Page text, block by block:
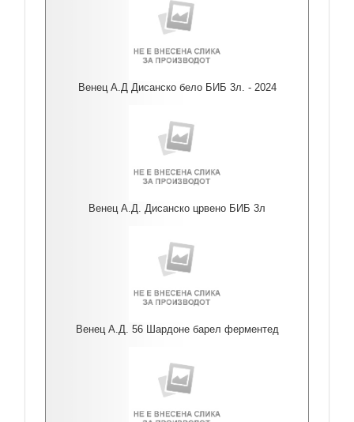
Венец А.Д Дисанско бело БИБ 3л. - 2024
Венец А.Д. Дисанско црвено БИБ 3л
Венец А.Д. 56 Шардоне барел ферментед